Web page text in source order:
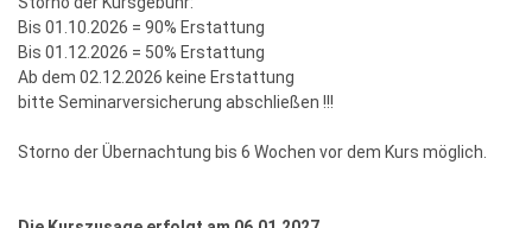
Bis 01.10.2026 = 90% Erstattung
Bis 01.12.2026 = 50% Erstattung
Ab dem 02.12.2026 keine Erstattung
bitte Seminarversicherung abschließen !!!
Storno der Übernachtung bis 6 Wochen vor dem Kurs möglich.